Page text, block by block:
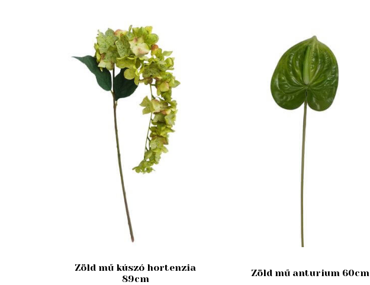
Zöld mű kúszó hortenzia
89cm
Zöld mű anturium 60cm